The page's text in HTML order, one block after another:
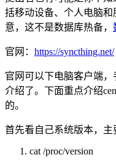
括移动设备、个人电脑
意，这不是数据库热备，
官网： https://syncthing.net/
官网可以下电脑客户端
介绍了。下面重点介绍
的。
首先看自己系统版本，主
cat /proc/version